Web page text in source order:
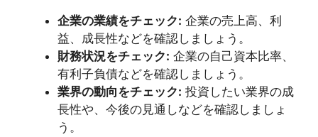
企業の業績をチェック: 企業の売上高、利
益、成長性などを確認しましょう。
財務状況をチェック: 企業の自己資本比率、
有利子負債などを確認しましょう。
業界の動向をチェック: 投資したい業界の成
長性や、今後の見通しなどを確認しましょ
う。